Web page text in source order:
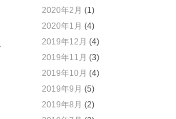
2020年2月 (1)
2020年1月 (4)
2019年12月 (4)
2019年11月 (3)
2019年10月 (4)
2019年9月 (5)
2019年8月 (2)